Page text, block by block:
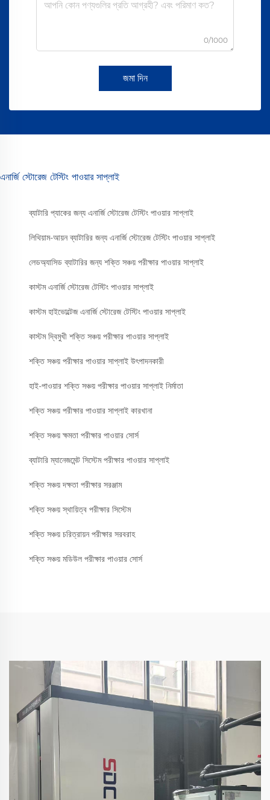
0/1000
জমা দিন
এনার্জি স্টোরেজ টেস্টিং পাওয়ার সাপ্লাই
ব্যাটারি প্যাকের জন্য এনার্জি স্টোরেজ টেস্টিং পাওয়ার সাপ্লাই
লিথিয়াম-আয়ন ব্যাটারির জন্য এনার্জি স্টোরেজ টেস্টিং পাওয়ার সাপ্লাই
লেডঅ্যাসিড ব্যাটারির জন্য শক্তি সঞ্চয় পরীক্ষার পাওয়ার সাপ্লাই
কাস্টম এনার্জি স্টোরেজ টেস্টিং পাওয়ার সাপ্লাই
কাস্টম হাইভোল্টেজ এনার্জি স্টোরেজ টেস্টিং পাওয়ার সাপ্লাই
কাস্টম দ্বিমুখী শক্তি সঞ্চয় পরীক্ষার পাওয়ার সাপ্লাই
শক্তি সঞ্চয় পরীক্ষার পাওয়ার সাপ্লাই উৎপাদনকারী
হাই-পাওয়ার শক্তি সঞ্চয় পরীক্ষার পাওয়ার সাপ্লাই নির্মাতা
শক্তি সঞ্চয় পরীক্ষার পাওয়ার সাপ্লাই কারখানা
শক্তি সঞ্চয় ক্ষমতা পরীক্ষার পাওয়ার সোর্স
ব্যাটারি ম্যানেজমেন্ট সিস্টেম পরীক্ষার পাওয়ার সাপ্লাই
শক্তি সঞ্চয় দক্ষতা পরীক্ষার সরঞ্জাম
শক্তি সঞ্চয় স্থায়িত্ব পরীক্ষার সিস্টেম
শক্তি সঞ্চয় চরিত্রায়ন পরীক্ষার সরবরাহ
শক্তি সঞ্চয় মডিউল পরীক্ষার পাওয়ার সোর্স